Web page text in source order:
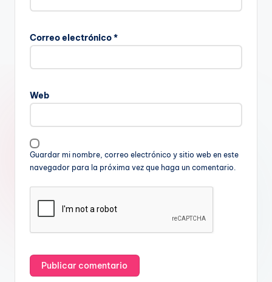
Correo electrónico*
Web
Guardar mi nombre, correo electrónico y sitio web en este
navegador para la próxima vez que haga un comentario.